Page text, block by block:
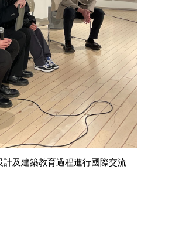
計及建築教育過程進行國際交流